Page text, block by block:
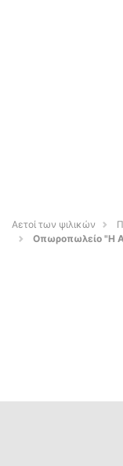
Αετοί των ψιλικών
Οπωροπωλείο "Η